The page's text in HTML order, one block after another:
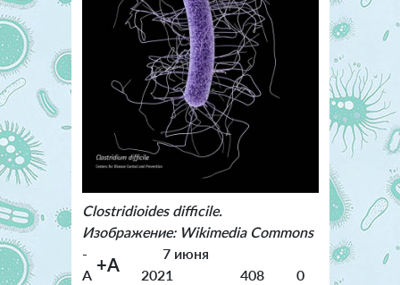
Clostridioides difficile.
Изображение: Wikimedia Commons
-
A +A
7 июня
2021
408 0